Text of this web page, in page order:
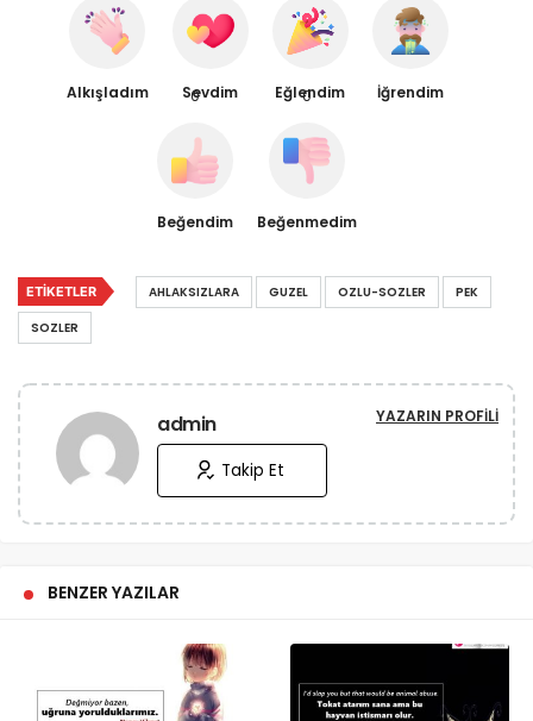
Alkışladım Sevdim Eğlendim İğrendim
0
Beğendim
0
Beğenmedim
ETIKETLER AHLAKSIZLARA GUZEL OZLU-SOZLER
PEK
SOZLER
admin YAZARIN PROFILI
Takip Et
BENZER YAZILAR